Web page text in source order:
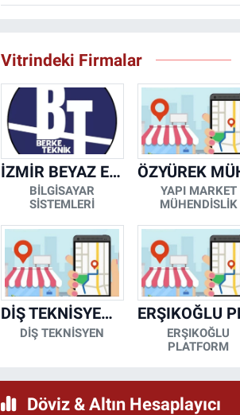
Vitrindeki Firmalar
İZMİR BEYAZ EŞYA KLİMA KOMBİ SERVİSİ
BİLGİSAYAR
SİSTEMLERİ
YAPI MARKET
MÜHENDİSLİK
DİŞ TEKNİSYENİ- MESUT KORKMAZ
DİŞ TEKNİSYEN
ERŞIKOĞLU
PLATFORM
Döviz & Altın Hesaplayıcı